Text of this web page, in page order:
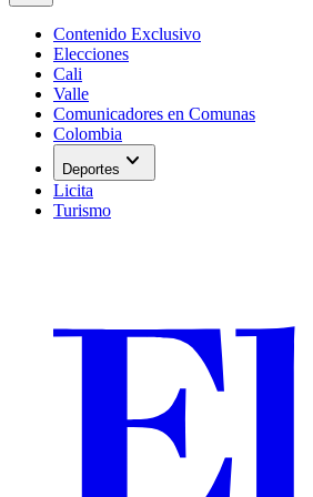
Contenido Exclusivo
Elecciones
Cali
Valle
Comunicadores en Comunas
Colombia
Deportes expand_more
Licita
Turismo